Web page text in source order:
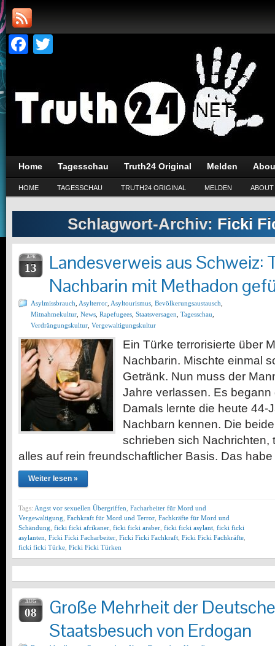
Facebook
Home Tagesschau Truth24 Original Melden
HOME TAGESSCHAU TRUTH24 ORIGINAL MELDEN ABOUT
Schlagwort-Archiv: Ficki
APR
13
Landesverweis aus Schweiz:
Nachbarin mit Methadon
Asylmissbrauch Asylterror Asyltourismus Bevölkerungsaustausch
Mitnahmekultur News Rapefugees Staatsversagen Tagesschau
Verdrängungskultur Vergewaltigungskultur
Ein Türke terrorisierte über
Nachbarin. Mischte einmal
Getränk. Nun muss der
Jahre verlassen. Es
Damals lernte die heute 44-
Nachbarn kennen. Die
schrieben sich Nachrichten,
alles auf rein freundschaftlicher Basis. Das
Weiter lesen »
Tags: Angst vor sexuellen Übergriffen Facharbeiter für Mord und
Vergewaltigung Fachkraft für Mord und Terror Fachkräfte für Mord und
Schändung ficki ficki afrikaner ficki ficki araber ficki ficki asylant ficki ficki
asylanten Ficki Ficki Facharbeiter Ficki Ficki Fachkraft Ficki Ficki Fachkräfte
ficki ficki Türke Ficki Ficki Türken
AUG
08
Große Mehrheit der
Staatsbesuch von Erdogan